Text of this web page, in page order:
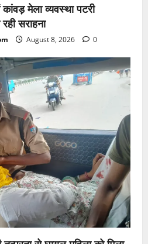
मेला व्यवस्था पटरी
सराहना
August 8, 2026 0